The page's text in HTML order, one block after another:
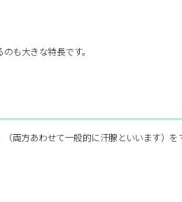
のも大きな特長です。
両方あわせて一般的に汗腺といいます）